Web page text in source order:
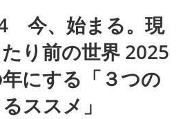
今、始まる。現
り前の世界 2025
にする「３つの
ススメ」